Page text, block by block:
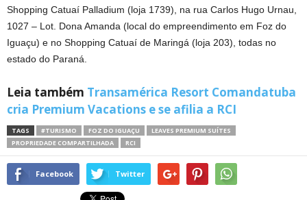
Shopping Catuaí Palladium (loja 1739), na rua Carlos Hugo Urnau,
1027 – Lot. Dona Amanda (local do empreendimento em Foz do
Iguaçu) e no Shopping Catuaí de Maringá (loja 203), todas no
estado do Paraná.
Leia também Transamérica Resort Comandatuba
cria Premium Vacations e se afilia a RCI
TAGS #TURISMO FOZ DO IGUAÇU
LEAVES PREMIUM SUÍTES
PROPRIEDADE COMPARTILHADA
RCI
Facebook Twitter